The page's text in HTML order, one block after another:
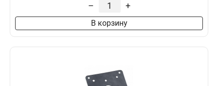
– +
В корзину